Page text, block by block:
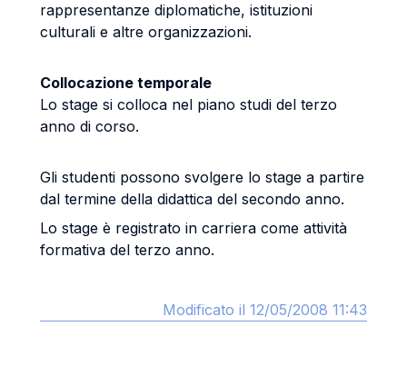
rappresentanze diplomatiche, istituzioni
culturali e altre organizzazioni.
Collocazione temporale
Lo stage si colloca nel piano studi del terzo
anno di corso.
Gli studenti possono svolgere lo stage a partire
dal termine della didattica del secondo anno.
Lo stage è registrato in carriera come attività
formativa del terzo anno.
Modificato il 12/05/2008 11:43